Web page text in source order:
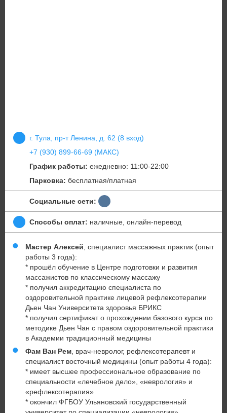
г. Тула, пр-т Ленина, д. 62 (8 вход)
+7 (930) 899-66-69 (МАКС)
График работы: ежедневно: 11:00-22:00
Парковка: бесплатная/платная
Социальные сети:
Способы оплат: наличные, онлайн-перевод
Мастер Алексей, специалист массажных практик (опыт
работы 3 года):
* прошёл обучение в Центре подготовки и развития
массажистов по классическому массажу
* получил аккредитацию специалиста по
оздоровительной практике лицевой рефлексотерапии
Дьен Чан Университета здоровья БРИКС
* получил сертификат о прохождении базового курса по
методике Дьен Чан с правом оздоровительной практики
в Академии традиционный медицины
Фам Ван Рем, врач-невролог, рефлексотерапевт и
специалист восточный медицины (опыт работы 4 года):
* имеет высшее профессиональное образование по
специальности «лечебное дело», «неврология» и
«рефлексотерапия»
* окончил ФГБОУ Ульяновский государственный